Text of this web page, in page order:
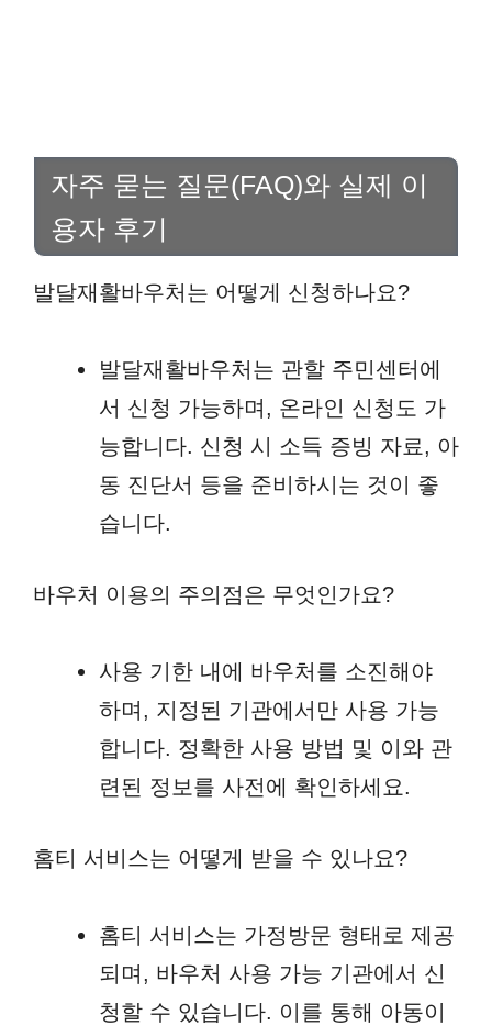
자주 묻는 질문(FAQ)와 실제 이
용자 후기
발달재활바우처는 어떻게 신청하나요?
발달재활바우처는 관할 주민센터에
서 신청 가능하며, 온라인 신청도 가
능합니다. 신청 시 소득 증빙 자료, 아
동 진단서 등을 준비하시는 것이 좋
습니다.
바우처 이용의 주의점은 무엇인가요?
사용 기한 내에 바우처를 소진해야
하며, 지정된 기관에서만 사용 가능
합니다. 정확한 사용 방법 및 이와 관
련된 정보를 사전에 확인하세요.
홈티 서비스는 어떻게 받을 수 있나요?
홈티 서비스는 가정방문 형태로 제공
되며, 바우처 사용 가능 기관에서 신
청할 수 있습니다. 이를 통해 아동이